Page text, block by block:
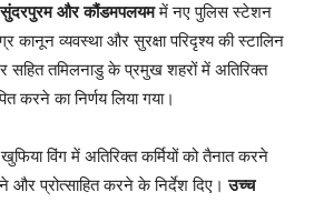
और कौंडमपलयममें नए पुलिस स्टेशन
कानून व्यवस्था और सुरक्षा परिदृश्य की स्टालिन
सहित तमिलनाडु के प्रमुख शहरों में अतिरिक्त
करने का निर्णय लिया गया।
विंग में अतिरिक्त कर्मियों को तैनात करने
और प्रोत्साहित करने के निर्देश दिए।उच्च